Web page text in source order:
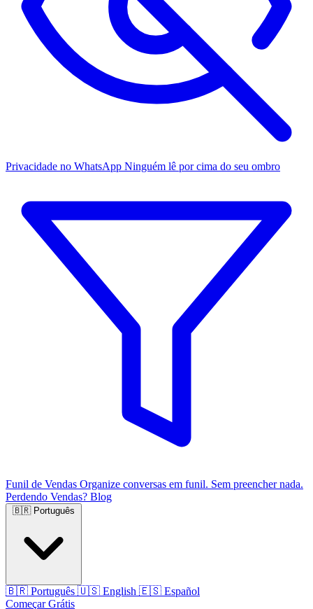
Privacidade no WhatsApp Ninguém lê por cima do seu ombro
Funil de Vendas Organize conversas em funil. Sem preencher nada.
Perdendo Vendas? Blog
🇧🇷 Português
🇧🇷 Português 🇺🇸 English 🇪🇸 Español
Começar Grátis